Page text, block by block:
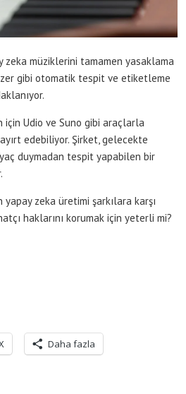
zeka müziklerini tamamen yasaklama
gibi otomatik tespit ve etiketleme
için Udio ve Suno gibi araçlarla
edebiliyor. Şirket, gelecekte
duymadan tespit yapabilen bir
zeka üretimi şarkılara karşı
haklarını korumak için yeterli mi?
Daha fazla